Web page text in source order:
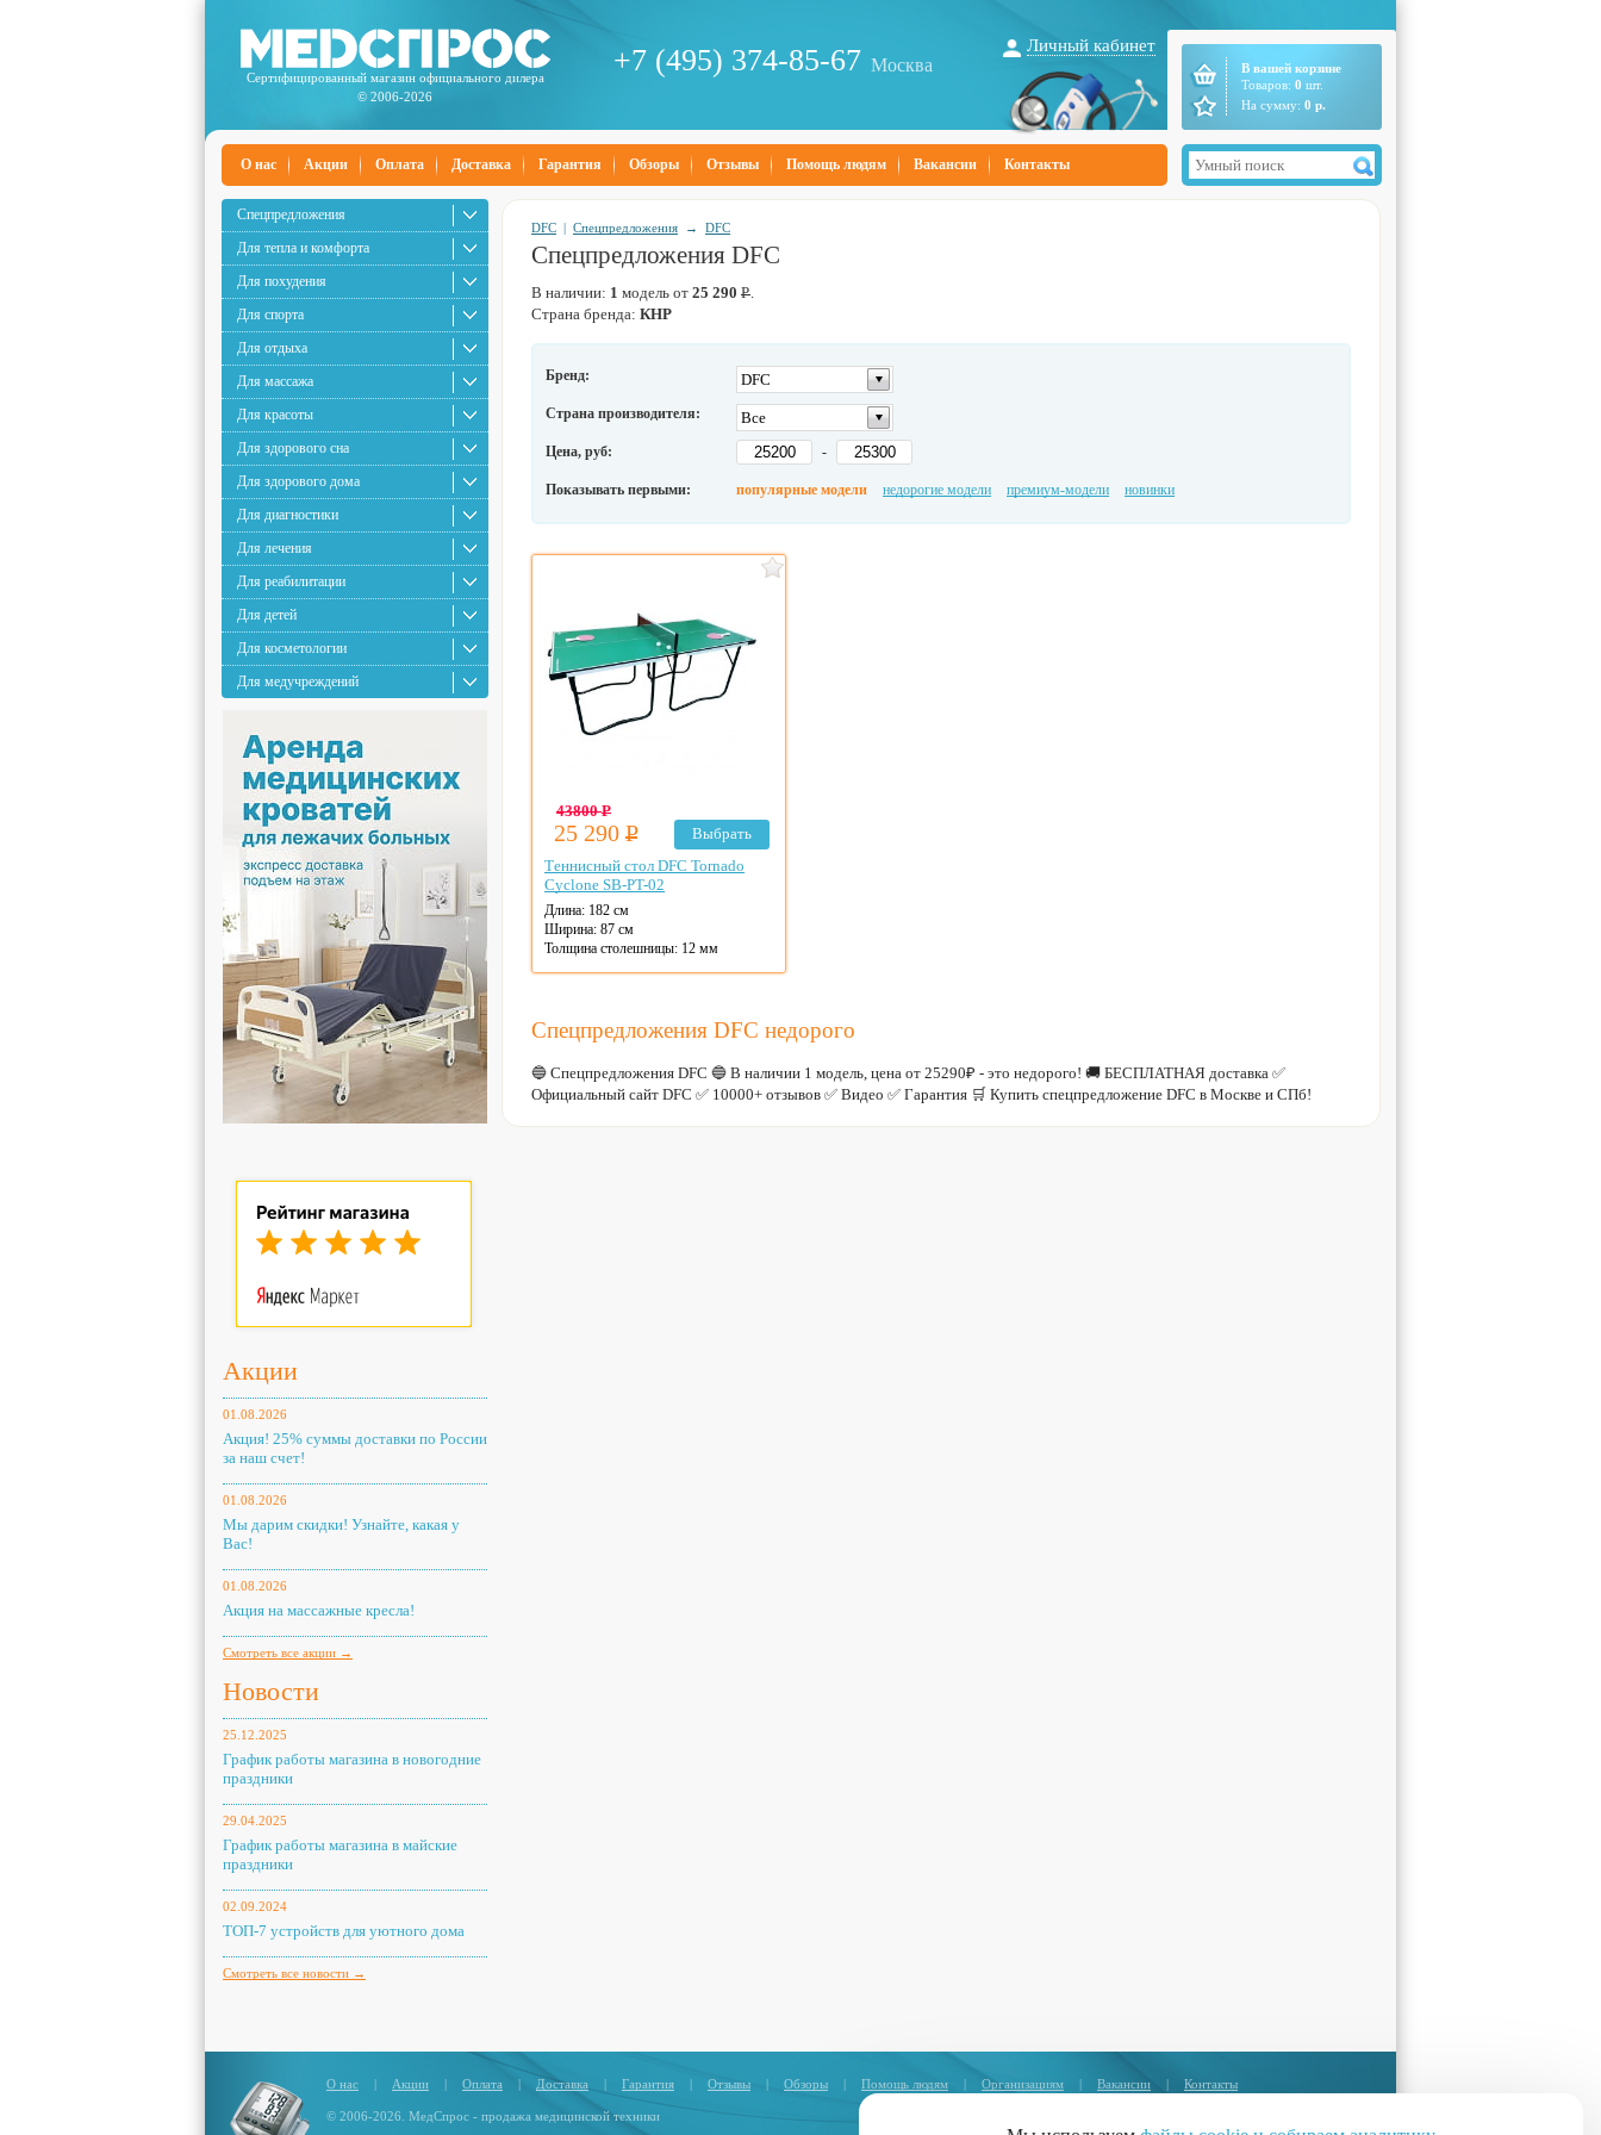
Сертифицированный магазин официального дилера
© 2006-2026
+7 (495) 374-85-67 Москва
Личный кабинет
В вашей корзине
Товаров: 0 шт.
На сумму: 0 р.
О нас Акции Оплата Доставка Гарантия Обзоры Отзывы Помощь людям Вакансии Контакты
Спецпредложения
Для тепла и комфорта
Для похудения
Для спорта
Для отдыха
Для массажа
Для красоты
Для здорового сна
Для здорового дома
Для диагностики
Для лечения
Для реабилитации
Для детей
Для косметологии
Для медучреждений
Акции
01.08.2026
Акция! 25% суммы доставки по России
за наш счет!
01.08.2026
Мы дарим скидки! Узнайте, какая у
Вас!
01.08.2026
Акция на массажные кресла!
Смотреть все акции →
Новости
25.12.2025
График работы магазина в новогодние
праздники
29.04.2025
График работы магазина в майские
праздники
02.09.2024
ТОП-7 устройств для уютного дома
Смотреть все новости →
DFC | Спецпредложения → DFC
Спецпредложения DFC
В наличии: 1 модель от 25 290 Р.
Страна бренда: КНР
Бренд: DFC
Страна производителя: Все
Цена, руб: -
Показывать первыми: популярные модели недорогие модели премиум-модели новинки
43800Р
25 290 Р
Выбрать
Теннисный стол DFC Tornado
Cyclone SB-PT-02
Длина: 182 см
Ширина: 87 см
Толщина столешницы: 12 мм
Спецпредложения DFC недорого
🔵 Спецпредложения DFC 🔵 В наличии 1 модель, цена от 25290₽ - это недорого! 🚚 БЕСПЛАТНАЯ доставка ✅
Официальный сайт DFC ✅ 10000+ отзывов ✅ Видео ✅ Гарантия 🛒 Купить спецпредложение DFC в Москве и СПб!
О нас | Акции | Оплата | Доставка | Гарантия | Отзывы | Обзоры | Помощь людям | Организациям | Вакансии | Контакты
© 2006-2026. МедСпрос - продажа медицинской техники